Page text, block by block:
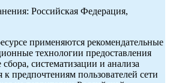
Российская Федерация,
применяются рекомендательные
технологии предоставления
систематизации и анализа
предпочтениям пользователей сети